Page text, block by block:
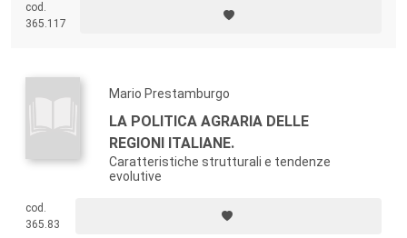
cod.
365.117
Mario Prestamburgo
LA POLITICA AGRARIA DELLE
REGIONI ITALIANE.
Caratteristiche strutturali e tendenze
evolutive
cod.
365.83